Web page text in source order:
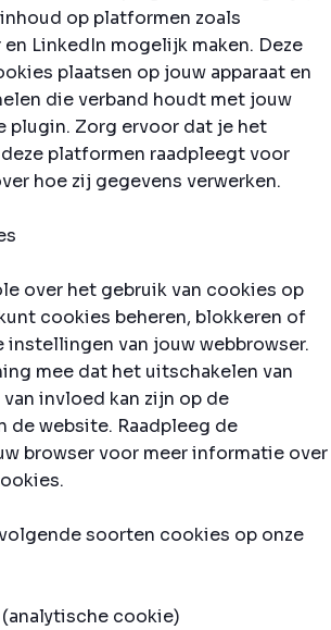
op platformen zoals
LinkedIn mogelijk maken. Deze
plaatsen op jouw apparaat en
die verband houdt met jouw
plugin. Zorg ervoor dat je het
platformen raadpleegt voor
hoe zij gegevens verwerken.
over het gebruik van cookies op
cookies beheren, blokkeren of
instellingen van jouw webbrowser.
mee dat het uitschakelen van
invloed kan zijn op de
website. Raadpleeg de
browser voor meer informatie over
soorten cookies op onze
cookie)